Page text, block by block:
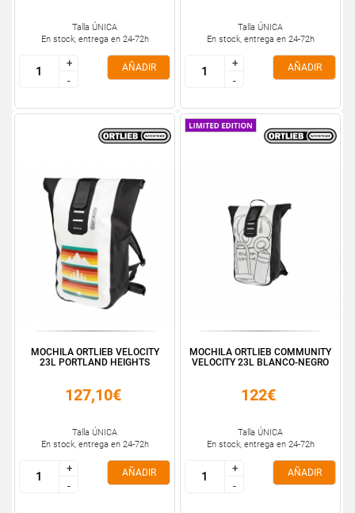
Talla ÚNICA
En stock, entrega en 24-72h
+
-
+
-
AÑADIR
Talla ÚNICA
En stock, entrega en 24-72h
+
-
+
-
AÑADIR
MOCHILA ORTLIEB VELOCITY
23L PORTLAND HEIGHTS
127,10€
Talla ÚNICA
En stock, entrega en 24-72h
+
-
+
-
AÑADIR
MOCHILA ORTLIEB COMMUNITY
VELOCITY 23L BLANCO-NEGRO
122€
Talla ÚNICA
En stock, entrega en 24-72h
+
-
+
-
AÑADIR